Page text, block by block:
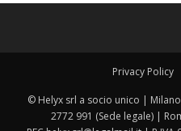
Privacy Policy
© Helyx srl a socio unico |
2772 991 (Sede legale) |